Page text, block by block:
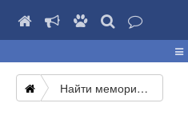
Найти мемориал